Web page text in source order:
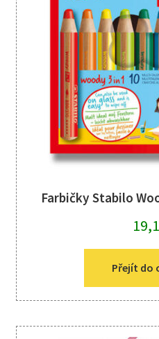
Farbičky Stabilo
Přejít do